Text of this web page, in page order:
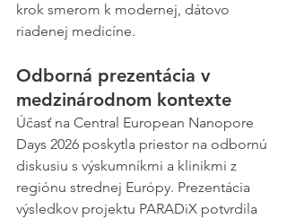
krok smerom k modernej, dátovo
riadenej medicíne.
Odborná prezentácia v
medzinárodnom kontexte
Účasť na Central European Nanopore
Days 2026 poskytla priestor na odbornú
diskusiu s výskumníkmi a klinikmi z
regiónu strednej Európy. Prezentácia
výsledkov projektu PARADiX potvrdila